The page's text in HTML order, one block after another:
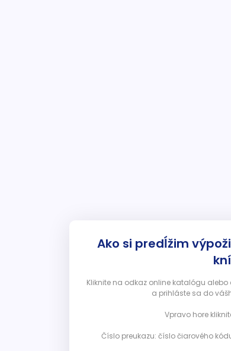
Ako si predĺžim
Kliknite na odkaz online katalógu
a prihláste sa do
Vpravo hore
Číslo preukazu: číslo čiarového